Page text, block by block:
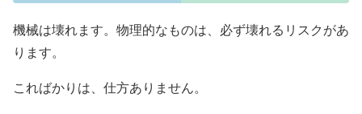
機械は壊れます。物理的なものは、必ず壊れるリスクがあ
ります。
こればかりは、仕方ありません。